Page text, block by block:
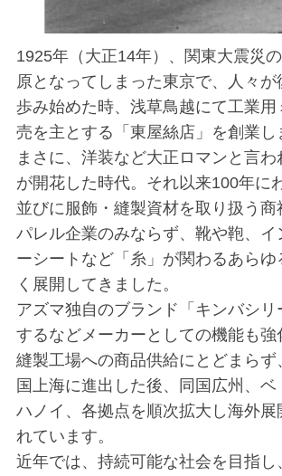
1925年（大正14年）、関東大震災
原となってしまった東京で、人々が
歩み始めた時、浅草鳥越にて工業用
売を主とする「東屋絲店」を創業し
まさに、洋装など大正ロマンと言
が開花した時代。それ以来100年に
並びに服飾・縫製資材を取り扱う商
パレル企業のみならず、靴や鞄、イ
ーシートなど「糸」が関わるあらゆ
く展開してきました。
アズマ独自のブランド「キンバシリ
するなどメーカーとしての機能も強
縫製工場への商品供給にとどまらず
国上海に進出した後、同国広州、
ハノイ、各拠点を順次拡大し海外展
れています。
近年では、持続可能な社会を目指し